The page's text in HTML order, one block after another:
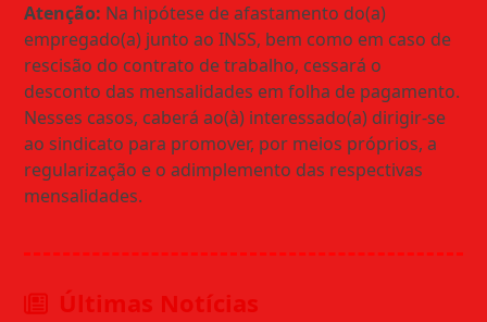
Atenção: Na hipótese de afastamento do(a)
empregado(a) junto ao INSS, bem como em caso de
rescisão do contrato de trabalho, cessará o
desconto das mensalidades em folha de pagamento.
Nesses casos, caberá ao(à) interessado(a) dirigir-se
ao sindicato para promover, por meios próprios, a
regularização e o adimplemento das respectivas
mensalidades.
Últimas Notícias